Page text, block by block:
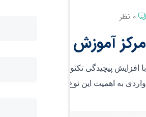
0 نظر
مرکز آموزش تعمیرات
با افزایش پیچیدگی تکنولوژی موبایل،
واردی به اهمیت این نوع آموزش و نقش